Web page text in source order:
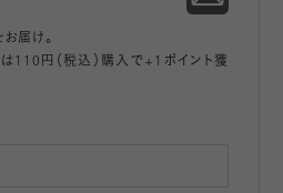
届け。
110円（税込）購入で+1ポイント獲